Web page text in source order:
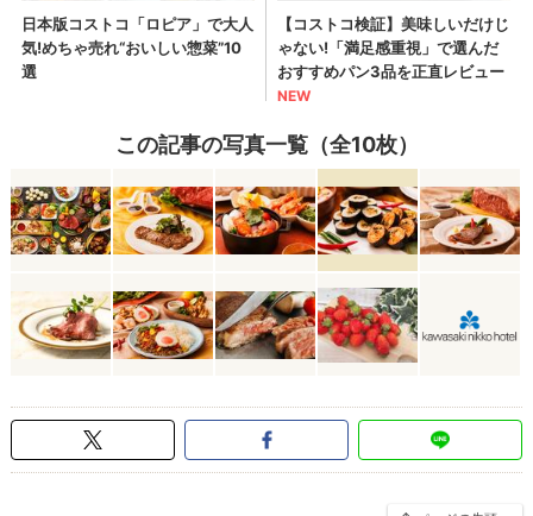
この記事の写真一覧（全10枚）